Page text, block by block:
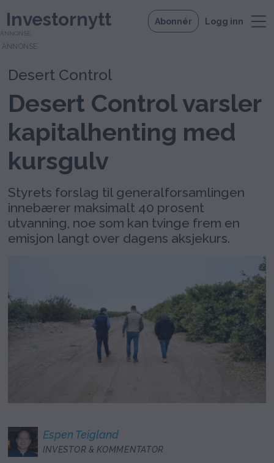
Investornytt Abonnér Logg inn
ANNONSE
Desert Control
Desert Control varsler
kapitalhenting med
kursgulv
Styrets forslag til generalforsamlingen
innebærer maksimalt 40 prosent
utvanning, noe som kan tvinge frem en
emisjon langt over dagens aksjekurs.
Espen Teigland
INVESTOR & KOMMENTATOR